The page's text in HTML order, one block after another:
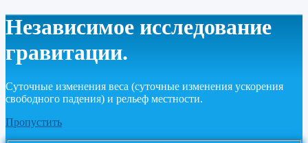
Независимое исследование
гравитации.
Cуточные изменения веса (суточные изменения ускорения
свободного падения) и рельеф местности.
Пропустить